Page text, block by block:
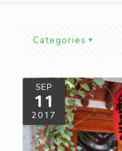
Categories
SEP
11
2017